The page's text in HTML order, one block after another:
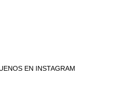
EN INSTAGRAM